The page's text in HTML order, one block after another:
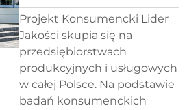
Projekt Konsumencki Lider
Jakości skupia się na
przedsiębiorstwach
produkcyjnych i usługowych
w całej Polsce. Na podstawie
badań konsumenckich